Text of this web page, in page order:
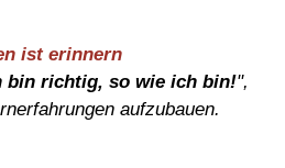
ist erinnern
bin richtig, so wie ich bin!",
aufzubauen.